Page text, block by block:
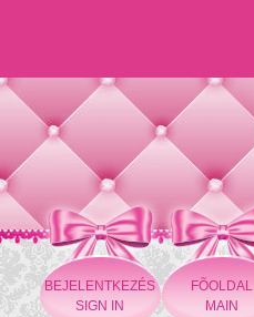
BEJELENTKEZÉS
SIGN IN
FÕOLDAL
MAIN